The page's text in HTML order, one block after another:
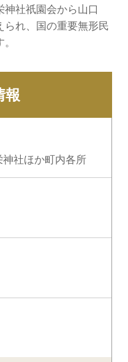
社祇園会から山口
られ、国の重要無形民
報
社ほか町内各所